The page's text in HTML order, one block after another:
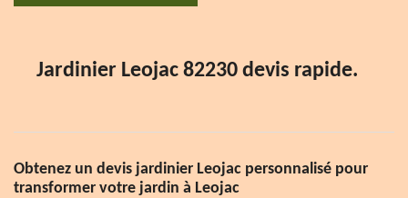
Jardinier Leojac 82230 devis rapide.
Obtenez un devis jardinier Leojac personnalisé pour
transformer votre jardin à Leojac